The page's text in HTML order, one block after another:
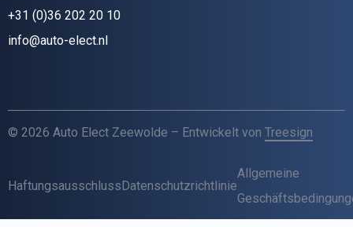
+31 (0)36 202 20 10
info@auto-elect.nl
© 2026 Auto Elect Zeewolde – Entwickelt von Treesign
Haftungsausschluss Datenschutzrichtlinie
Allgemeine